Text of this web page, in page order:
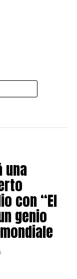
una
con “El
genio